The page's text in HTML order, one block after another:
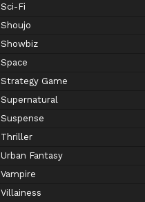
Sci-Fi
Shoujo
Showbiz
Space
Strategy Game
Supernatural
Suspense
Thriller
Urban Fantasy
Vampire
Villainess